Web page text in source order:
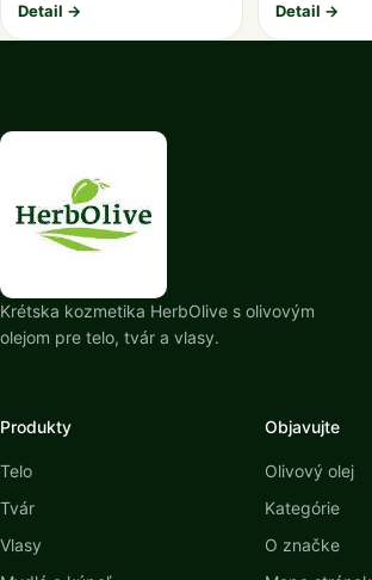
Detail → Detail →
Krétska kozmetika HerbOlive s olivovým
olejom pre telo, tvár a vlasy.
Produkty
Telo
Tvár
Vlasy
Objavujte
Olivový olej
Kategórie
O značke